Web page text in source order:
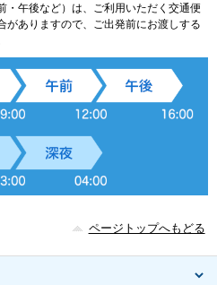
・午後など）は、ご利用いただく交通便
がありますので、ご出発前にお渡しする
ページトップへもどる